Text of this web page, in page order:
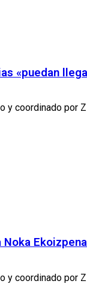
«puedan
coordinado por
coordinado por